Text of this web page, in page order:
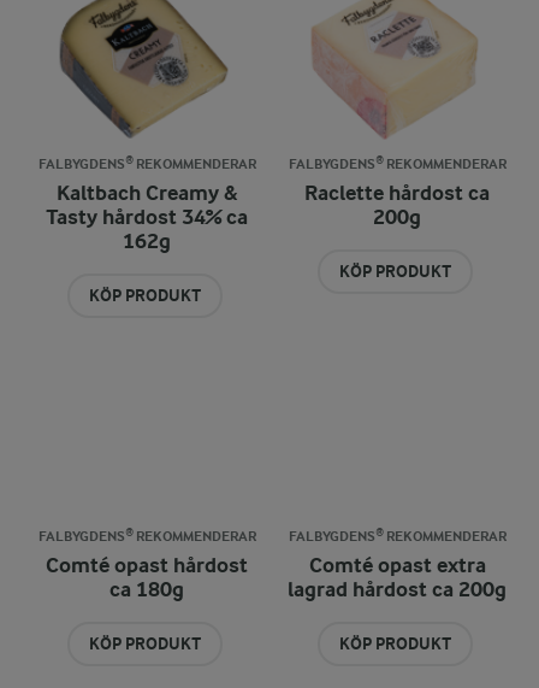
FALBYGDENS® REKOMMENDERAR
Kaltbach Creamy &
Tasty hårdost 34% ca
162g
KÖP PRODUKT
FALBYGDENS® REKOMMENDERAR
Raclette hårdost ca
200g
KÖP PRODUKT
FALBYGDENS® REKOMMENDERAR
Comté opast hårdost
ca 180g
KÖP PRODUKT
FALBYGDENS® REKOMMENDERAR
Comté opast extra
lagrad hårdost ca 200g
KÖP PRODUKT